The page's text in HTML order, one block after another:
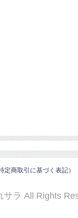
定商取引に基づく表記）
サラ All Rights